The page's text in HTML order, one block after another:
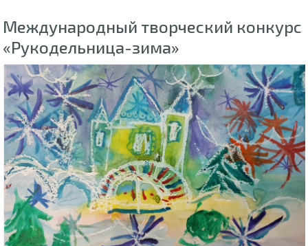
Международный творческий конкурс
«Рукодельница-зима»